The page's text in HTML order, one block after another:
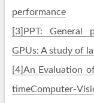
performance
[3]PPT: General
GPUs: A study of
[4]An Evaluation
timeComputer-